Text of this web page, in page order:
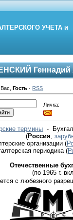
УЧЕТА и
Геннадий
,Гость · RSS
Личка:
термины -
(Россия
организации (
периодика(
Отечественные
(по 1965 г.
с любезного